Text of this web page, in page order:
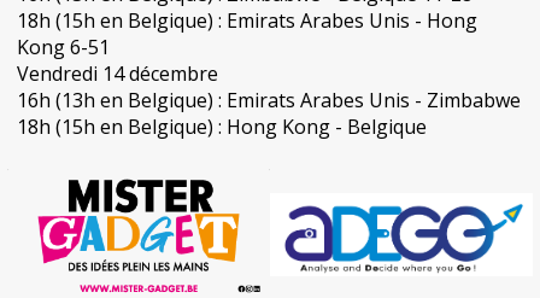
18h (15h en Belgique) : Emirats Arabes Unis - Hong
Kong 6-51
Vendredi 14 décembre
16h (13h en Belgique) : Emirats Arabes Unis - Zimbabwe
18h (15h en Belgique) : Hong Kong - Belgique